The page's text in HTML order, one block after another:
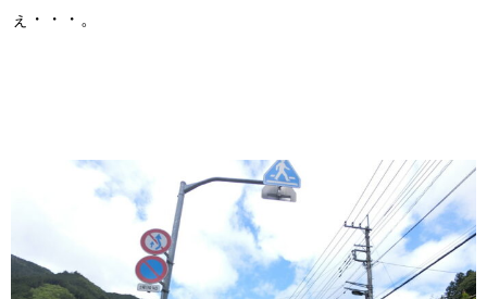
ぇ・・・。